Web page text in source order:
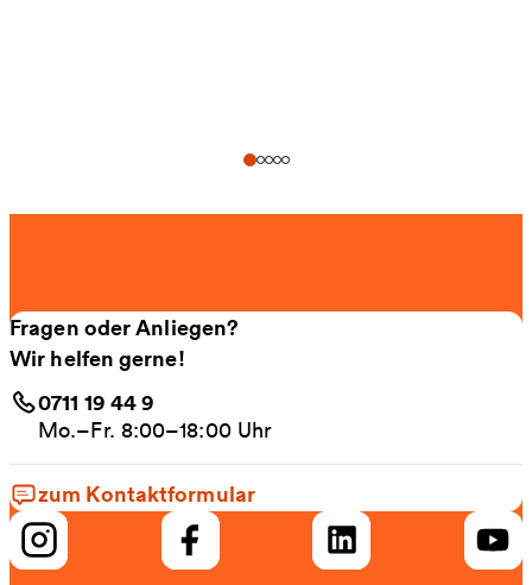
Fragen oder Anliegen?
Wir helfen gerne!
0711 19 44 9
Mo.–Fr. 8:00–18:00 Uhr
zum Kontaktformular